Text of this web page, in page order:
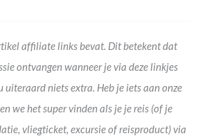
affiliate links bevat. Dit betekent dat
ontvangen wanneer je via deze linkjes
uiteraard niets extra. Heb je iets aan onze
we het super vinden als je je reis (of je
vliegticket, excursie of reisproduct) via